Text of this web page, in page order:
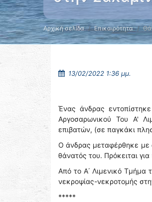
Αρχική σελίδα Επικαιρότητα
13/02/2022 1:36 μμ.
Ένας άνδρας
Αργοσαρωνικού Του Α'
επιβατών, (σε παγκάκι
Ο άνδρας μεταφέρθηκε με
θάνατός του. Πρόκειται
Από το Α΄ Λιμενικό Τμήμα
νεκροψίας-νεκροτομής
*****